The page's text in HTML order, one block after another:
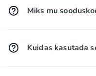
Miks mu
(tühikuteta), kas see
Kuidas kasutada